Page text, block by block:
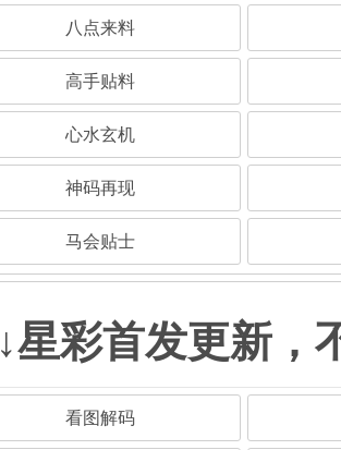
八点来料
高手贴料
心水玄机
神码再现
马会贴士
↓星彩首发更新，
看图解码